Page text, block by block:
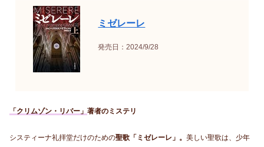
ミゼレーレ
発売日：2024/9/28
「クリムゾン・リバー」 著者のミステリ
システィーナ礼拝堂だけのための聖歌「ミゼレーレ」。 美しい聖歌は、少年